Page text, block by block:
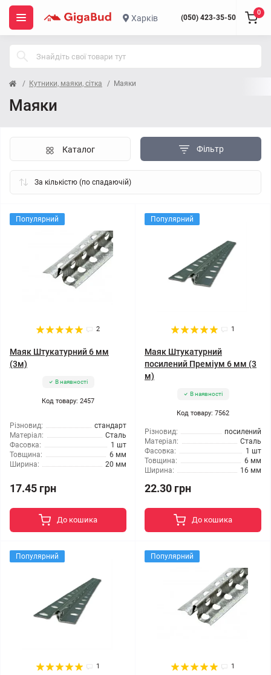
Харків (050) 423-35-50
0
Кутники, маяки, сітка Маяки
Маяки
Фільтр
Каталог
Популярний
2
Маяк Штукатурний 6 мм
(3м)
В наявності
Код товару: 2457
Різновид:
стандарт
Матеріал:
Сталь
Фасовка:
1 шт
Товщина:
6 мм
Ширина:
20 мм
17.45 грн
До кошика
Популярний
1
Маяк Штукатурний
посилений Преміум 6 мм (3
м)
В наявності
Код товару: 7562
Різновид:
посилений
Матеріал:
Сталь
Фасовка:
1 шт
Товщина:
6 мм
Ширина:
16 мм
22.30 грн
До кошика
Популярний
1
Популярний
1